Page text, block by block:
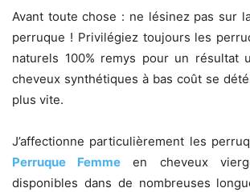
Avant toute chose : ne lésinez pas sur
perruque ! Privilégiez toujours les
naturels 100% remys pour un résultat
cheveux synthétiques à bas coût se
plus vite.
J’affectionne particulièrement les
Perruque Femme en cheveux
disponibles dans de nombreuses